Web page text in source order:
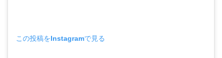
この投稿をInstagramで見る